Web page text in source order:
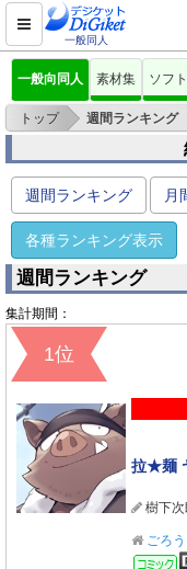
一般同人
一般向同人 素材集 ソフト
トップ > 週間ランキング
週間ランキング 月
各種ランキング表示
週間ランキング
集計期間：
1位
拉★麺
樹下
ごろ